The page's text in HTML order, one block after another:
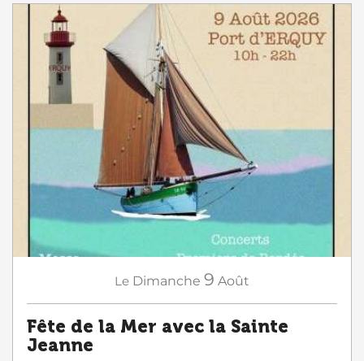
Le Dimanche 9 Août
Fête de la Mer avec la Sainte
Jeanne